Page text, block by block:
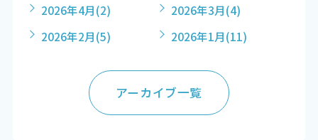
2026年4月(2) 2026年3月(4)
2026年2月(5) 2026年1月(11)
アーカイブ一覧